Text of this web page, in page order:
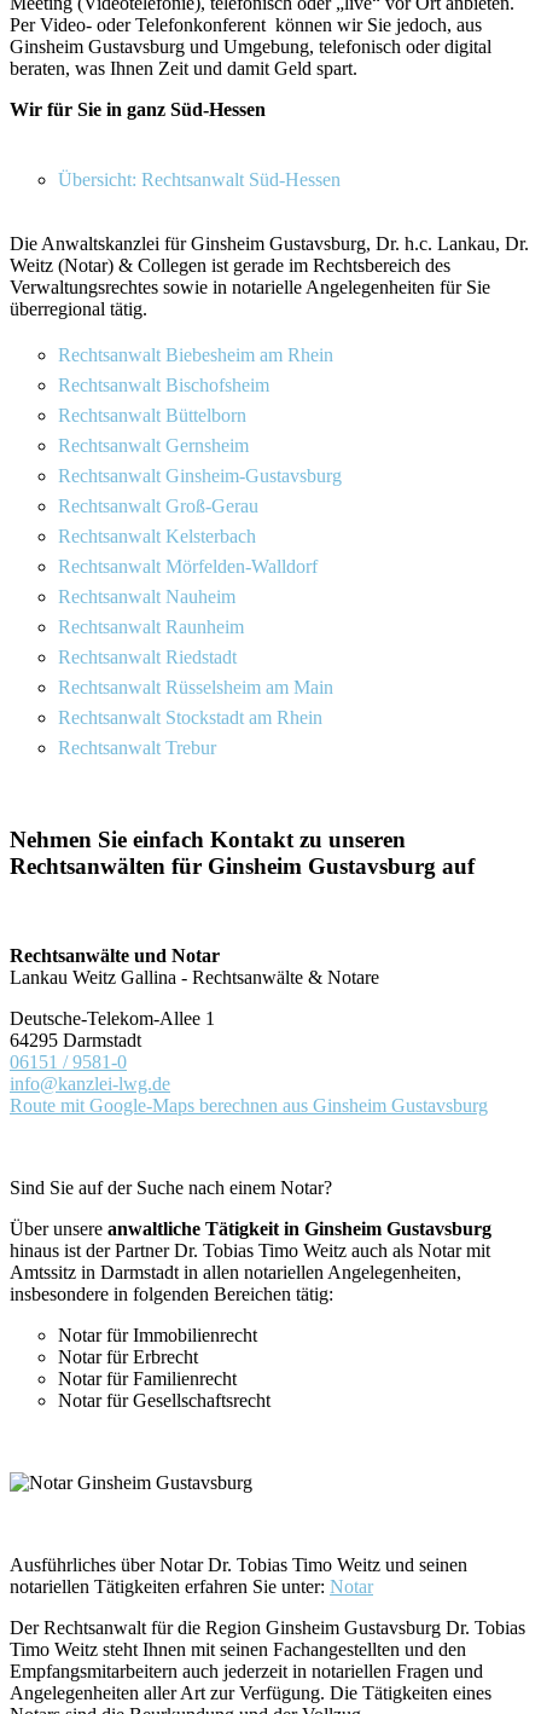
Per Video- oder Telefonkonferent können wir Sie jedoch, aus
Ginsheim Gustavsburg und Umgebung, telefonisch oder digital
beraten, was Ihnen Zeit und damit Geld spart.
Wir für Sie in ganz Süd-Hessen
Übersicht: Rechtsanwalt Süd-Hessen
Die Anwaltskanzlei für Ginsheim Gustavsburg, Dr. h.c. Lankau, Dr.
Weitz (Notar) & Collegen ist gerade im Rechtsbereich des
Verwaltungsrechtes sowie in notarielle Angelegenheiten für Sie
überregional tätig.
Rechtsanwalt Biebesheim am Rhein
Rechtsanwalt Bischofsheim
Rechtsanwalt Büttelborn
Rechtsanwalt Gernsheim
Rechtsanwalt Ginsheim-Gustavsburg
Rechtsanwalt Groß-Gerau
Rechtsanwalt Kelsterbach
Rechtsanwalt Mörfelden-Walldorf
Rechtsanwalt Nauheim
Rechtsanwalt Raunheim
Rechtsanwalt Riedstadt
Rechtsanwalt Rüsselsheim am Main
Rechtsanwalt Stockstadt am Rhein
Rechtsanwalt Trebur
Nehmen Sie einfach Kontakt zu unseren
Rechtsanwälten für Ginsheim Gustavsburg auf
Rechtsanwälte und Notar
Lankau Weitz Gallina - Rechtsanwälte & Notare
Deutsche-Telekom-Allee 1
64295 Darmstadt
06151 / 9581-0
info@kanzlei-lwg.de
Route mit Google-Maps berechnen aus Ginsheim Gustavsburg
Sind Sie auf der Suche nach einem Notar?
Über unsere anwaltliche Tätigkeit in Ginsheim Gustavsburg
hinaus ist der Partner Dr. Tobias Timo Weitz auch als Notar mit
Amtssitz in Darmstadt in allen notariellen Angelegenheiten,
insbesondere in folgenden Bereichen tätig:
Notar für Immobilienrecht
Notar für Erbrecht
Notar für Familienrecht
Notar für Gesellschaftsrecht
Ausführliches über Notar Dr. Tobias Timo Weitz und seinen
notariellen Tätigkeiten erfahren Sie unter: Notar
Der Rechtsanwalt für die Region Ginsheim Gustavsburg Dr. Tobias
Timo Weitz steht Ihnen mit seinen Fachangestellten und den
Empfangsmitarbeitern auch jederzeit in notariellen Fragen und
Angelegenheiten aller Art zur Verfügung. Die Tätigkeiten eines